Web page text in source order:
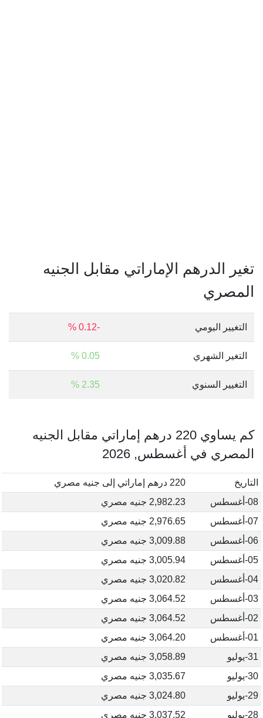
تغير الدرهم الإماراتي مقابل الجنيه
المصري
التغيير اليومي -0.12 %
التغير الشهري 0.05 %
التغيير السنوي 2.35 %
كم يساوي 220 درهم إماراتي مقابل الجنيه
المصري في أغسطس, 2026
التاريخ
220 درهم إماراتي إلى جنيه مصري
08-أغسطس
2,982.23 جنيه مصري
07-أغسطس
2,976.65 جنيه مصري
06-أغسطس
3,009.88 جنيه مصري
05-أغسطس
3,005.94 جنيه مصري
04-أغسطس
3,020.82 جنيه مصري
03-أغسطس
3,064.52 جنيه مصري
02-أغسطس
3,064.52 جنيه مصري
01-أغسطس
3,064.20 جنيه مصري
31-يوليو
3,058.89 جنيه مصري
30-يوليو
3,035.67 جنيه مصري
29-يوليو
3,024.80 جنيه مصري
28-يوليو
3,037.52 جنيه مصري